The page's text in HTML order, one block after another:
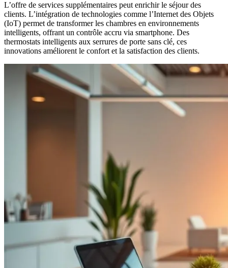
L’offre de services supplémentaires peut enrichir le séjour des
clients. L’intégration de technologies comme l’Internet des Objets
(IoT) permet de transformer les chambres en environnements
intelligents, offrant un contrôle accru via smartphone. Des
thermostats intelligents aux serrures de porte sans clé, ces
innovations améliorent le confort et la satisfaction des clients.